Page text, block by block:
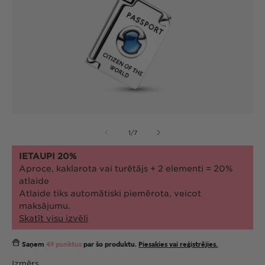
modālā
režīmā
1/no
7
IETAUPI 20%
Aproce, kaklarota vai turētājs + 2 elementi = 20%
atlaide
Atlaide tiks automātiski piemērota, veicot
maksājumu.
Skatīt visu izvēli
Saņem49 punktus par šo produktu. Piesakies vai reģistrējies.